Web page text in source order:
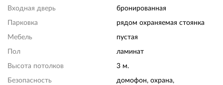
Входная дверь бронированная
Парковка рядом охраняемая стоянка
Мебель пустая
Пол ламинат
Высота потолков 3 м.
Безопасность
домофон, охрана,